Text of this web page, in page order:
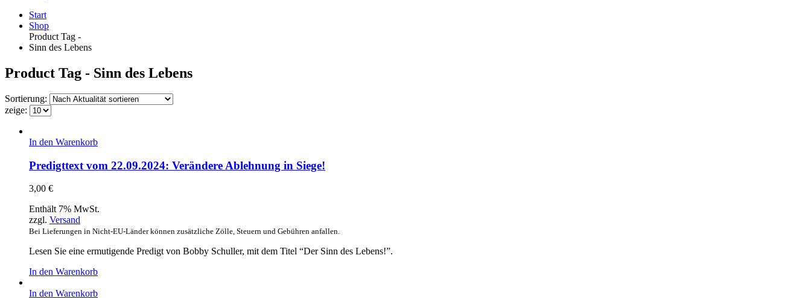
Start
Shop
Product Tag -
Sinn des Lebens
Product Tag - Sinn des Lebens
Sortierung:
zeige:
In den Warenkorb
Predigttext vom 22.09.2024: Verändere Ablehnung in Siege!
3,00 €
Enthält 7% MwSt.
zzgl. Versand
Bei Lieferungen in Nicht-EU-Länder können zusätzliche Zölle, Steuern und Gebühren anfallen.
Lesen Sie eine ermutigende Predigt von Bobby Schuller, mit dem Titel “Der Sinn des Lebens!”.
In den Warenkorb
In den Warenkorb